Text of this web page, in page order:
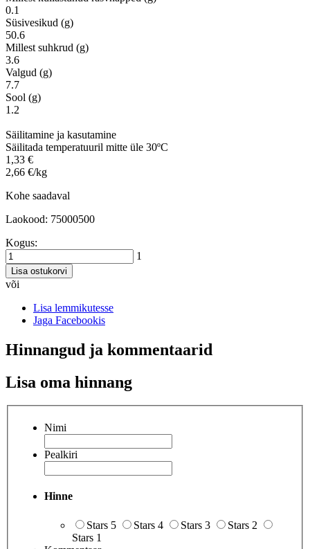
0.1
Süsivesikud (g)
50.6
Millest suhkrud (g)
3.6
Valgud (g)
7.7
Sool (g)
1.2
Säilitamine ja kasutamine
Säilitada temperatuuril mitte üle 30ºC
1,33 €
2,66 €/kg
Kohe saadaval
Laokood: 75000500
Kogus:
1
Lisa ostukorvi
või
Lisa lemmikutesse
Jaga Facebookis
Hinnangud ja kommentaarid
Lisa oma hinnang
Nimi
Pealkiri
Hinne
Stars 5 Stars 4 Stars 3
Stars 2
Stars 1